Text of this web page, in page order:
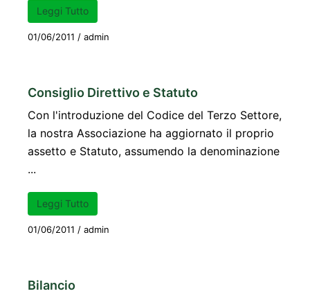
Leggi Tutto
01/06/2011 / admin
Consiglio Direttivo e Statuto
Con l'introduzione del Codice del Terzo Settore,
la nostra Associazione ha aggiornato il proprio
assetto e Statuto, assumendo la denominazione
...
Leggi Tutto
01/06/2011 / admin
Bilancio